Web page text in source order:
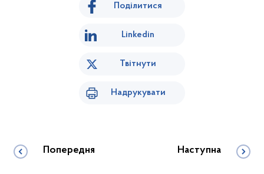
Поділитися
Linkedin
Твітнути
Надрукувати
Попередня Наступна